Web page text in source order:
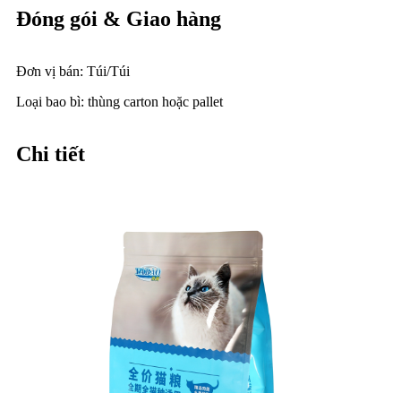
Đóng gói & Giao hàng
Đơn vị bán: Túi/Túi
Loại bao bì: thùng carton hoặc pallet
Chi tiết